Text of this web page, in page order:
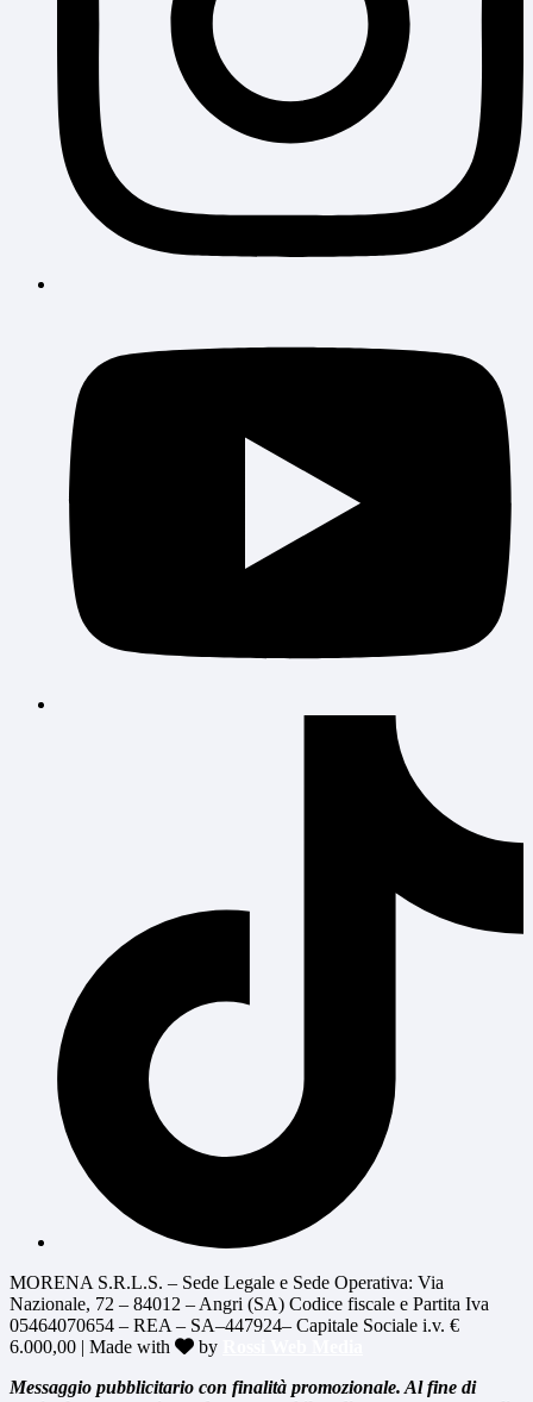
MORENA S.R.L.S. – Sede Legale e Sede Operativa: Via
Nazionale, 72 – 84012 – Angri (SA) Codice fiscale e Partita Iva
05464070654 – REA – SA–447924– Capitale Sociale i.v. €
6.000,00 | Made with
by
Messaggio pubblicitario con finalità promozionale. Al fine di